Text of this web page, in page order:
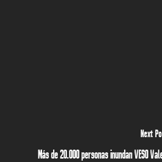
Next
Más de 20.000 personas inundan VESO